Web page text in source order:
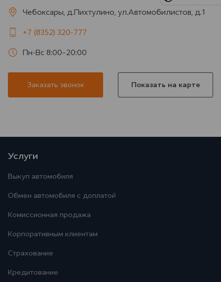
Чебоксары, д.Пихтулино, ул.Автомобилистов, д.1
+7 (8352) 320-777
Пн-Вс 8:00–20:00
Заказать звонок Показать на карте
Услуги
Выкуп автомобиля
Обмен автомобиля с доплатой
Комиссионная продажа
Корпоративным клиентам
Страхование
Кредитование